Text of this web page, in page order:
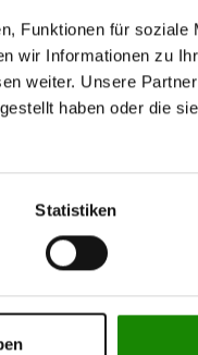
Funktionen für soziale
wir Informationen zu
weiter. Unsere
haben oder die
Statistiken